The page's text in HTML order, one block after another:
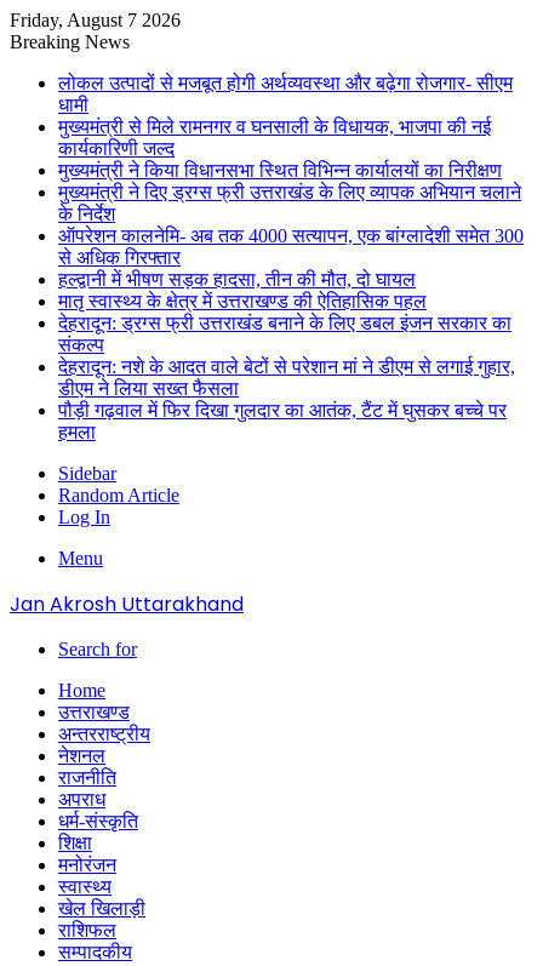
Friday, August 7 2026
Breaking News
लोकल उत्पादों से मजबूत होगी अर्थव्यवस्था और बढ़ेगा रोजगार- सीएम
धामी
मुख्यमंत्री से मिले रामनगर व घनसाली के विधायक, भाजपा की नई
कार्यकारिणी जल्द
मुख्यमंत्री ने किया विधानसभा स्थित विभिन्न कार्यालयों का निरीक्षण
मुख्यमंत्री ने दिए ड्रग्स फ्री उत्तराखंड के लिए व्यापक अभियान चलाने
के निर्देश
ऑपरेशन कालनेमि- अब तक 4000 सत्यापन, एक बांग्लादेशी समेत 300
से अधिक गिरफ्तार
हल्द्वानी में भीषण सड़क हादसा, तीन की मौत, दो घायल
मातृ स्वास्थ्य के क्षेत्र में उत्तराखण्ड की ऐतिहासिक पहल
देहरादून: ड्रग्स फ्री उत्तराखंड बनाने के लिए डबल इंजन सरकार का
संकल्प
देहरादून: नशे के आदत वाले बेटों से परेशान मां ने डीएम से लगाई गुहार,
डीएम ने लिया सख्त फैसला
पौड़ी गढ़वाल में फिर दिखा गुलदार का आतंक, टैंट में घुसकर बच्चे पर
हमला
Sidebar
Random Article
Log In
Menu
Jan Akrosh Uttarakhand
Search for
Home
उत्तराखण्ड
अन्तरराष्ट्रीय
नेशनल
राजनीति
अपराध
धर्म-संस्कृति
शिक्षा
मनोरंजन
स्वास्थ्य
खेल खिलाड़ी
राशिफल
सम्पादकीय